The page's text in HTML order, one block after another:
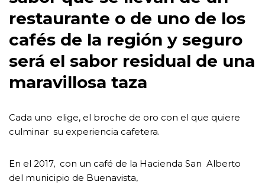
restaurante o de uno de los
cafés de la región y seguro
será el sabor residual de una
maravillosa taza
Cada uno elige, el broche de oro con el que quiere
culminar su experiencia cafetera.
En el 2017, con un café de la Hacienda San Alberto
del municipio de Buenavista,